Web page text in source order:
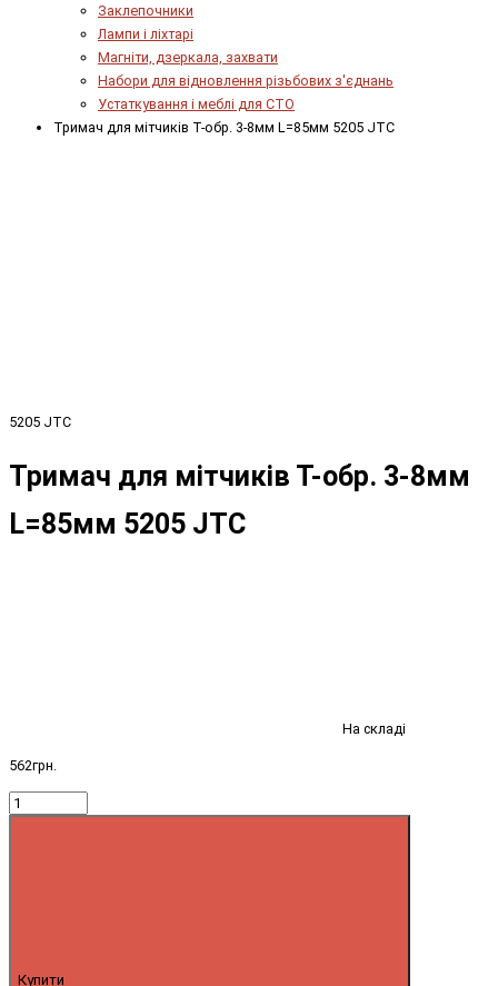
Заклепочники
Лампи і ліхтарі
Магніти, дзеркала, захвати
Набори для відновлення різьбових з'єднань
Устаткування і меблі для СТО
Тримач для мітчиків Т-обр. 3-8мм L=85мм 5205 JTC
5205 JTC
Тримач для мітчиків Т-обр. 3-8мм
L=85мм 5205 JTC
На складі
562грн.
Купити